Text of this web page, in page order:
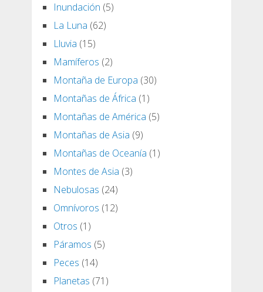
Inundación (5)
La Luna (62)
Lluvia (15)
Mamíferos (2)
Montaña de Europa (30)
Montañas de África (1)
Montañas de América (5)
Montañas de Asia (9)
Montañas de Oceanía (1)
Montes de Asia (3)
Nebulosas (24)
Omnívoros (12)
Otros (1)
Páramos (5)
Peces (14)
Planetas (71)